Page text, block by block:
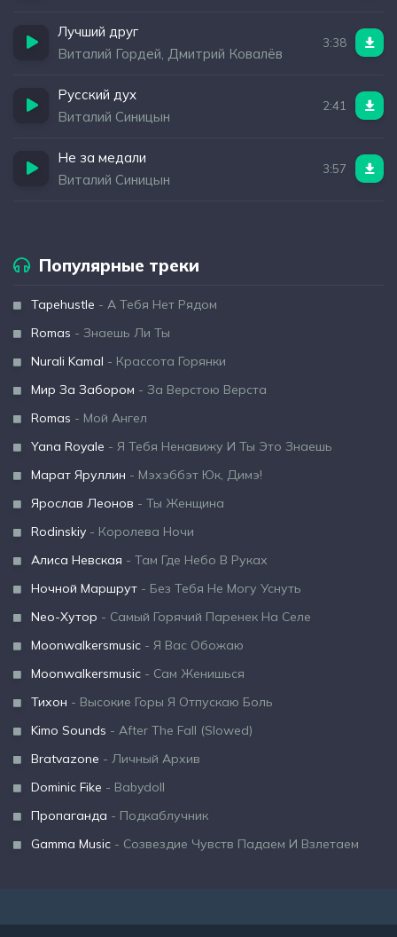
Лучший друг
Виталий Гордей, Дмитрий Ковалёв
3:38
Русский дух
Виталий Синицын
2:41
Не за медали
Виталий Синицын
3:57
Популярные треки
Tapehustle - А Тебя Нет Рядом
Romas - Знаешь Ли Ты
Nurali Kamal - Крассота Горянки
Мир За Забором - За Верстою Верста
Romas - Мой Ангел
Yana Royale - Я Тебя Ненавижу И Ты Это Знаешь
Марат Яруллин - Мэхэббэт Юк, Димэ!
Ярослав Леонов - Ты Женщина
Rodinskiy - Королева Ночи
Алиса Невская - Там Где Небо В Руках
Ночной Маршрут - Без Тебя Не Могу Уснуть
Neo-Хутор - Самый Горячий Паренек На Селе
Moonwalkersmusic - Я Вас Обожаю
Moonwalkersmusic - Сам Женишься
Тихон - Высокие Горы Я Отпускаю Боль
Kimo Sounds - After The Fall (Slowed)
Bratvazone - Личный Архив
Dominic Fike - Babydoll
Пропаганда - Подкаблучник
Gamma Music - Созвездие Чувств Падаем И Взлетаем